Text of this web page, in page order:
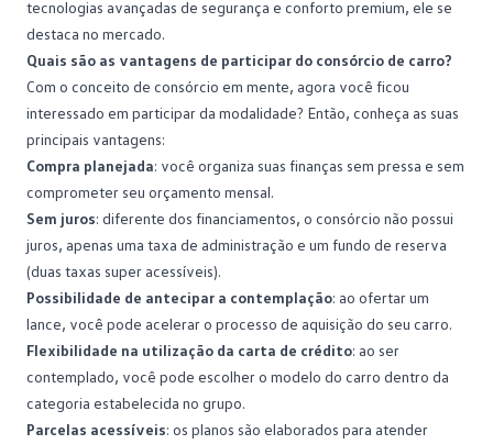
tecnologias avançadas de segurança e conforto premium, ele se
destaca no mercado.
Quais são as vantagens de participar do consórcio de carro?
Com o conceito de consórcio em mente, agora você ficou
interessado em participar da modalidade? Então, conheça as suas
principais vantagens:
Compra planejada: você organiza suas finanças sem pressa e sem
comprometer seu orçamento mensal.
Sem juros: diferente dos financiamentos, o consórcio não possui
juros, apenas uma taxa de administração e um fundo de reserva
(duas taxas super acessíveis).
Possibilidade de antecipar a contemplação: ao ofertar um
lance, você pode acelerar o processo de aquisição do seu carro.
Flexibilidade na utilização da carta de crédito: ao ser
contemplado, você pode escolher o modelo do carro dentro da
categoria estabelecida no grupo.
Parcelas acessíveis: os planos são elaborados para atender